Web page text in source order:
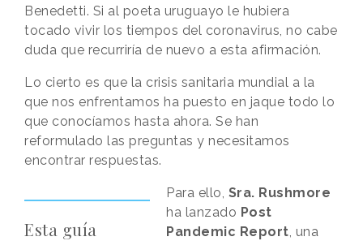
Benedetti. Si al poeta uruguayo le hubiera
tocado vivir los tiempos del coronavirus, no cabe
duda que recurriría de nuevo a esta afirmación.
Lo cierto es que la crisis sanitaria mundial a la
que nos enfrentamos ha puesto en jaque todo lo
que conocíamos hasta ahora. Se han
reformulado las preguntas y necesitamos
encontrar respuestas.
Esta guía
Para ello, Sra. Rushmore
ha lanzado Post
Pandemic Report , una